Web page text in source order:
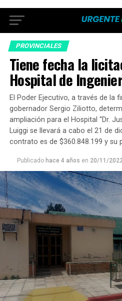
PROVINCIALES
Tiene fecha la
Hospital de
El Poder Ejecutivo, a través de la
gobernador Sergio Ziliotto,
ampliación para el Hospital “Dr.
Luiggi se llevará a cabo el 21 de
contrato es de $360.848.199 y su
Publicado hace 4 años en 20/11/